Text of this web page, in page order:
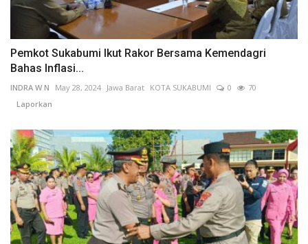
Pemkot Sukabumi Ikut Rakor Bersama Kemendagri
Bahas Inflasi...
INDRA W N May 28, 2024 Jawa Barat KOTA SUKABUMI 0
70
Laporkan